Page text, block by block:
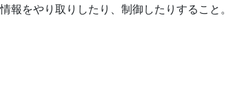
報をやり取りしたり、制御したりすること。